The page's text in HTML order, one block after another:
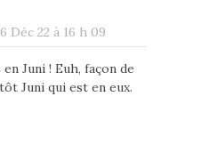
Déc 22 à 16 h 09
Juni ! Euh, façon de
Juni qui est en eux.